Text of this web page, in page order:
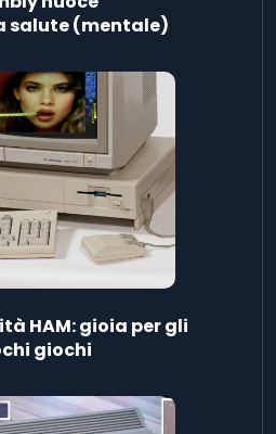
salute (mentale)
HAM: gioia per gli
giochi